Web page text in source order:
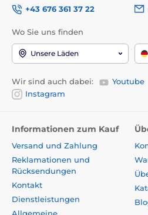
Perfektes persönliches
Organisiert alle sportlichen
übersichtlich an einem Ort
Bewahrt wertvolle
Arbeitszimmer oder
Ausgezeichnetes Preis-
Schnelle und sichere Lieferung
Medaillenhalter vs.
bessere Wahl?
Haben Sie einen Sportler zu
aktiv? Dann sammeln sich mit
+43 676 361 37 22
Wo Sie uns finden
Unsere Läden
Wir sind auch dabei: Youtube
Instagram
Informationen zum Kauf
Versand und Zahlung
Reklamationen und
Rücksendungen
Kontakt
Dienstleistungen